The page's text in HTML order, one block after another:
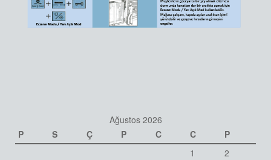
Ağustos 2026
P
S Ç P C C P
1
2